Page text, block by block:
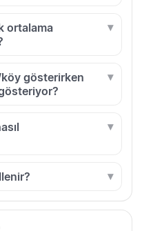
ortalama
gösterirken